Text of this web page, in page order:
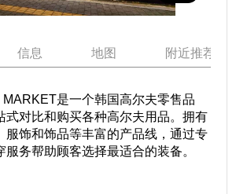
信息 地图 附近推荐景点
是一个韩国高尔夫零售品
式对比和购买各种高尔夫用品。拥有
服饰和饰品等丰富的产品线，通过专
服务帮助顾客选择最适合的装备。